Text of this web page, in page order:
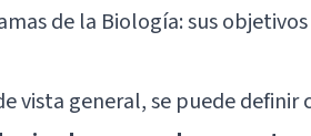
de la Biología: sus
vista general, se puede definir